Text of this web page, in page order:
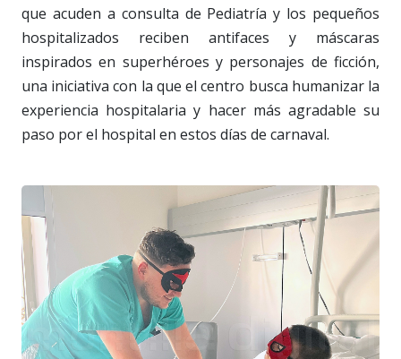
que acuden a consulta de Pediatría y los pequeños
hospitalizados reciben antifaces y máscaras
inspirados en superhéroes y personajes de ficción,
una iniciativa con la que el centro busca humanizar la
experiencia hospitalaria y hacer más agradable su
paso por el hospital en estos días de carnaval.